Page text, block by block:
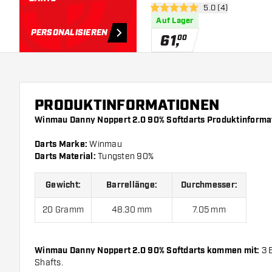
PERSONALISIEREN
5 Bewertungssterne
5.0 (4)
Auf Lager
61,00
PRODUKTINFORMATIONEN
Winmau Danny Noppert 2.0 90% Softdarts
Darts Marke: Winmau
Darts Material: Tungsten 90%
Gewicht: Barrellänge: Durchmesser:
20 Gramm 48.30 mm 7.05 mm
Winmau Danny Noppert 2.0 90% Softdarts kommen mit: 3
Shafts.